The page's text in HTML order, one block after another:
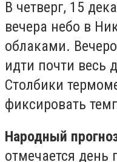
В четверг, 15
вечера небо в
облаками.
идти почти весь
Столбики
фиксировать
Народный
отмечается день